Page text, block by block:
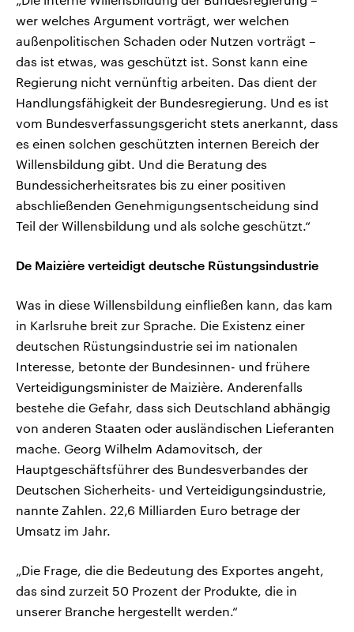
wer welches Argument vorträgt, wer welchen
außenpolitischen Schaden oder Nutzen vorträgt –
das ist etwas, was geschützt ist. Sonst kann eine
Regierung nicht vernünftig arbeiten. Das dient der
Handlungsfähigkeit der Bundesregierung. Und es ist
vom Bundesverfassungsgericht stets anerkannt, dass
es einen solchen geschützten internen Bereich der
Willensbildung gibt. Und die Beratung des
Bundessicherheitsrates bis zu einer positiven
abschließenden Genehmigungsentscheidung sind
Teil der Willensbildung und als solche geschützt.“
De Maizière verteidigt deutsche Rüstungsindustrie
Was in diese Willensbildung einfließen kann, das kam
in Karlsruhe breit zur Sprache. Die Existenz einer
deutschen Rüstungsindustrie sei im nationalen
Interesse, betonte der Bundesinnen- und frühere
Verteidigungsminister de Maizière. Anderenfalls
bestehe die Gefahr, dass sich Deutschland abhängig
von anderen Staaten oder ausländischen Lieferanten
mache. Georg Wilhelm Adamovitsch, der
Hauptgeschäftsführer des Bundesverbandes der
Deutschen Sicherheits- und Verteidigungsindustrie,
nannte Zahlen. 22,6 Milliarden Euro betrage der
Umsatz im Jahr.
„Die Frage, die die Bedeutung des Exportes angeht,
das sind zurzeit 50 Prozent der Produkte, die in
unserer Branche hergestellt werden.“